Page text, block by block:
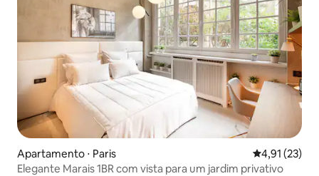
Apartamento ⋅ Paris 4,91 de uma
4,91 (23)
Elegante Marais 1BR com vista para um jardim privativo